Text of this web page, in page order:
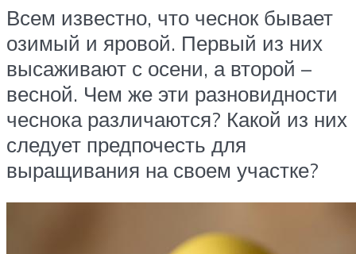
Всем известно, что чеснок бывает
озимый и яровой. Первый из них
высаживают с осени, а второй –
весной. Чем же эти разновидности
чеснока различаются? Какой из них
следует предпочесть для
выращивания на своем участке?